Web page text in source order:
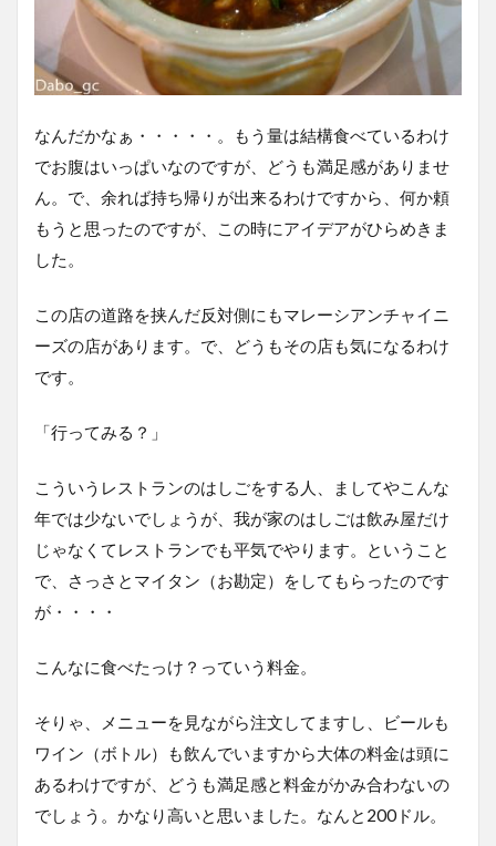
なんだかなぁ・・・・・。もう量は結構食べているわけ
でお腹はいっぱいなのですが、どうも満足感がありませ
ん。で、余れば持ち帰りが出来るわけですから、何か頼
もうと思ったのですが、この時にアイデアがひらめきま
した。
この店の道路を挟んだ反対側にもマレーシアンチャイニ
ーズの店があります。で、どうもその店も気になるわけ
です。
「行ってみる？」
こういうレストランのはしごをする人、ましてやこんな
年では少ないでしょうが、我が家のはしごは飲み屋だけ
じゃなくてレストランでも平気でやります。ということ
で、さっさとマイタン（お勘定）をしてもらったのです
が・・・・
こんなに食べたっけ？っていう料金。
そりゃ、メニューを見ながら注文してますし、ビールも
ワイン（ボトル）も飲んでいますから大体の料金は頭に
あるわけですが、どうも満足感と料金がかみ合わないの
でしょう。かなり高いと思いました。なんと200ドル。